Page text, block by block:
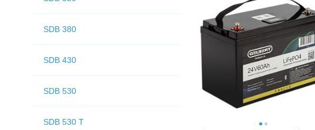
SDB 380
SDB 430
SDB 530
SDB 530 T